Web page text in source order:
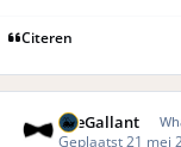
Citeren
TheGallant
Geplaatst21 mei